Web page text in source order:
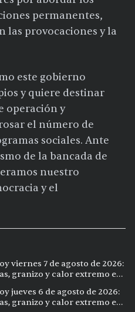
permanentes,
las provocaciones y la
este gobierno
y quiere destinar
operación y
el número de
sociales. Ante
de la bancada de
nuestro
y el
viernes 7 de agosto de 2026:
granizo y calor extremo en
jueves 6 de agosto de 2026:
granizo y calor extremo en